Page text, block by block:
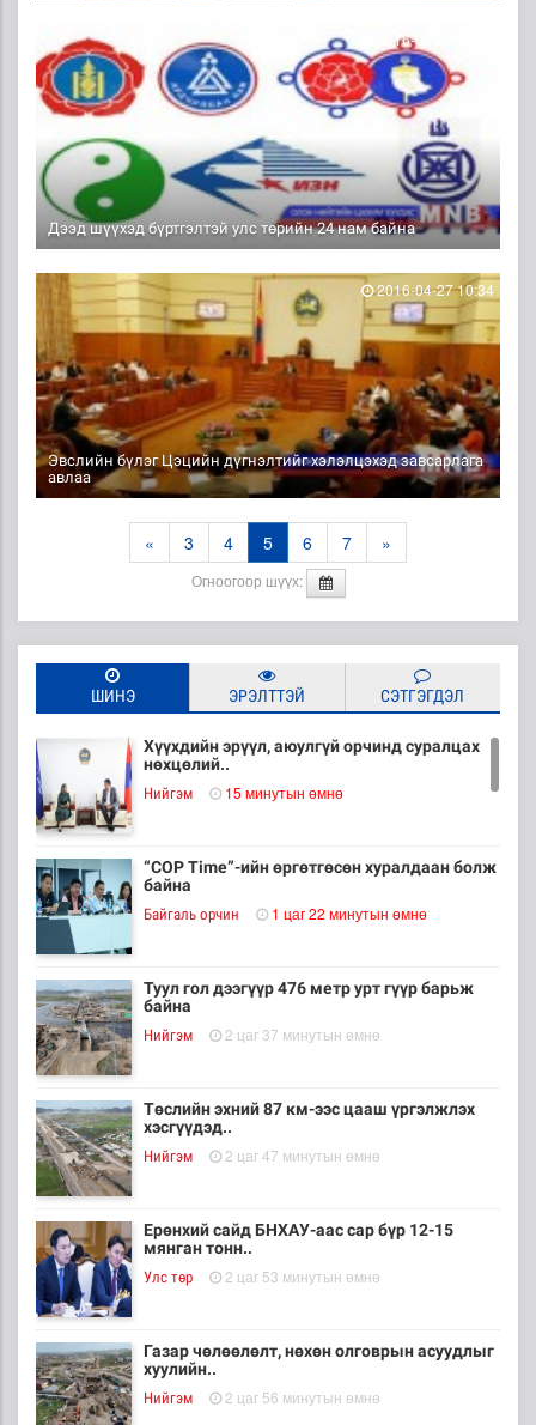
Дээд шүүхэд бүртгэлтэй улс төрийн 24 нам байна
2016-04-27 11:34
Эвслийн бүлэг Цэцийн дүгнэлтийг хэлэлцэхэд завсарлага
авлаа
2016-04-27 10:34
« 3 4 5 6 7 »
Огноогоор шүүх:
ШИНЭ ЭРЭЛТТЭЙ СЭТГЭГДЭЛ
Хүүхдийн эрүүл, аюулгүй орчинд суралцах
нөхцөлий..
Нийгэм 15 минутын өмнө
“COP Time”-ийн өргөтгөсөн хуралдаан болж
байна
Байгаль орчин 1 цаг 22 минутын өмнө
Туул гол дээгүүр 476 метр урт гүүр барьж
байна
Нийгэм 2 цаг 37 минутын өмнө
Төслийн эхний 87 км-ээс цааш үргэлжлэх
хэсгүүдэд..
Нийгэм 2 цаг 47 минутын өмнө
Ерөнхий сайд БНХАУ-аас сар бүр 12-15
мянган тонн..
Улс төр 2 цаг 53 минутын өмнө
Газар чөлөөлөлт, нөхөн олговрын асуудлыг
хуулийн..
Нийгэм 2 цаг 56 минутын өмнө